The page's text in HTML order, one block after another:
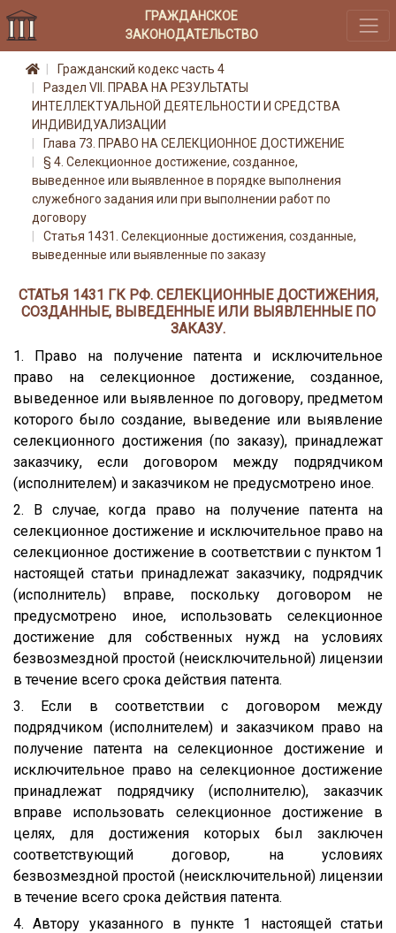
ГРАЖДАНСКОЕ
ЗАКОНОДАТЕЛЬСТВО
Гражданский кодекс часть 4
Раздел VII. ПРАВА НА РЕЗУЛЬТАТЫ
ИНТЕЛЛЕКТУАЛЬНОЙ ДЕЯТЕЛЬНОСТИ И СРЕДСТВА
ИНДИВИДУАЛИЗАЦИИ
Глава 73. ПРАВО НА СЕЛЕКЦИОННОЕ ДОСТИЖЕНИЕ
§ 4. Селекционное достижение, созданное,
выведенное или выявленное в порядке выполнения
служебного задания или при выполнении работ по
договору
Статья 1431. Селекционные достижения, созданные,
выведенные или выявленные по заказу
СТАТЬЯ 1431 ГК РФ. СЕЛЕКЦИОННЫЕ ДОСТИЖЕНИЯ,
СОЗДАННЫЕ, ВЫВЕДЕННЫЕ ИЛИ ВЫЯВЛЕННЫЕ ПО
ЗАКАЗУ.
1. Право на получение патента и исключительное
право на селекционное достижение, созданное,
выведенное или выявленное по договору, предметом
которого было создание, выведение или выявление
селекционного достижения (по заказу), принадлежат
заказчику, если договором между подрядчиком
(исполнителем) и заказчиком не предусмотрено иное.
2. В случае, когда право на получение патента на
селекционное достижение и исключительное право на
селекционное достижение в соответствии с пунктом 1
настоящей статьи принадлежат заказчику, подрядчик
(исполнитель) вправе, поскольку договором не
предусмотрено иное, использовать селекционное
достижение для собственных нужд на условиях
безвозмездной простой (неисключительной) лицензии
в течение всего срока действия патента.
3. Если в соответствии с договором между
подрядчиком (исполнителем) и заказчиком право на
получение патента на селекционное достижение и
исключительное право на селекционное достижение
принадлежат подрядчику (исполнителю), заказчик
вправе использовать селекционное достижение в
целях, для достижения которых был заключен
соответствующий договор, на условиях
безвозмездной простой (неисключительной) лицензии
в течение всего срока действия патента.
4. Автору указанного в пункте 1 настоящей статьи